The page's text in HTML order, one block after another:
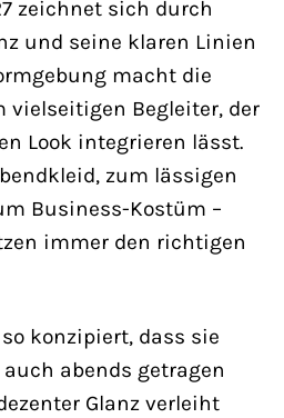
zeichnet sich durch
und seine klaren Linien
macht die
vielseitigen Begleiter, der
Look integrieren lässt.
zum lässigen
Business-Kostüm –
immer den richtigen
konzipiert, dass sie
abends getragen
Glanz verleiht